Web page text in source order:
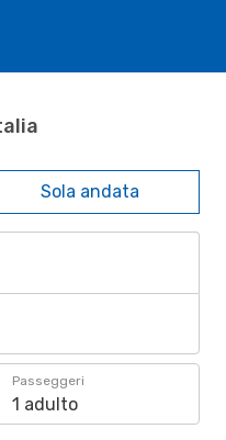
Sola andata
Passeggeri
1 adulto